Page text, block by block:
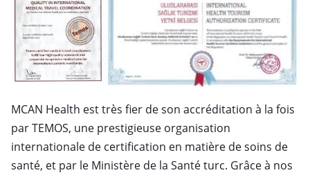
MCAN Health est très fier de son accréditation à la fois
par TEMOS, une prestigieuse organisation
internationale de certification en matière de soins de
santé, et par le Ministère de la Santé turc. Grâce à nos